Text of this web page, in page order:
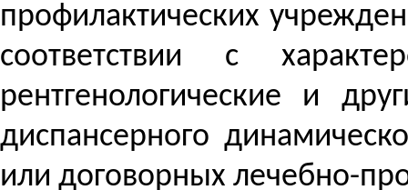
профилактических
соответствии с
рентгенологические и
диспансерного
или договорных лечебно-